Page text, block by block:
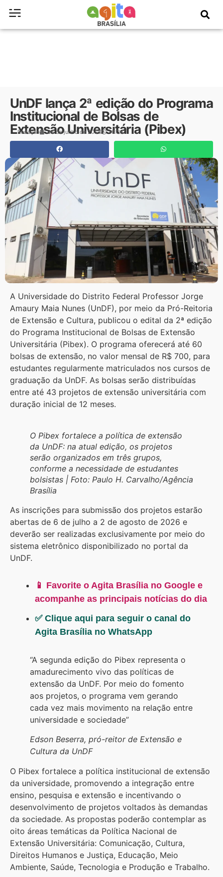
UnDF lança 2ª edição do Programa
Institucional de Bolsas de
Extensão Universitária (Pibex)
Redação 26 de junho de 2026 16:36
A Universidade do Distrito Federal Professor Jorge
Amaury Maia Nunes (UnDF), por meio da Pró-Reitoria
de Extensão e Cultura, publicou o edital da 2ª edição
do Programa Institucional de Bolsas de Extensão
Universitária (Pibex). O programa oferecerá até 60
bolsas de extensão, no valor mensal de R$ 700, para
estudantes regularmente matriculados nos cursos de
graduação da UnDF. As bolsas serão distribuídas
entre até 43 projetos de extensão universitária com
duração inicial de 12 meses.
O Pibex fortalece a política de extensão
da UnDF: na atual edição, os projetos
serão organizados em três grupos,
conforme a necessidade de estudantes
bolsistas | Foto: Paulo H. Carvalho/Agência
Brasília
As inscrições para submissão dos projetos estarão
abertas de 6 de julho a 2 de agosto de 2026 e
deverão ser realizadas exclusivamente por meio do
sistema eletrônico disponibilizado no portal da
UnDF.
📱 Favorite o Agita Brasília no Google e
acompanhe as principais notícias do dia
✅ Clique aqui para seguir o canal do
Agita Brasília no WhatsApp
“A segunda edição do Pibex representa o
amadurecimento vivo das políticas de
extensão da UnDF. Por meio do fomento
aos projetos, o programa vem gerando
cada vez mais movimento na relação entre
universidade e sociedade”
Edson Beserra, pró-reitor de Extensão e
Cultura da UnDF
O Pibex fortalece a política institucional de extensão
da universidade, promovendo a integração entre
ensino, pesquisa e extensão e incentivando o
desenvolvimento de projetos voltados às demandas
da sociedade. As propostas poderão contemplar as
oito áreas temáticas da Política Nacional de
Extensão Universitária: Comunicação, Cultura,
Direitos Humanos e Justiça, Educação, Meio
Ambiente, Saúde, Tecnologia e Produção e Trabalho.